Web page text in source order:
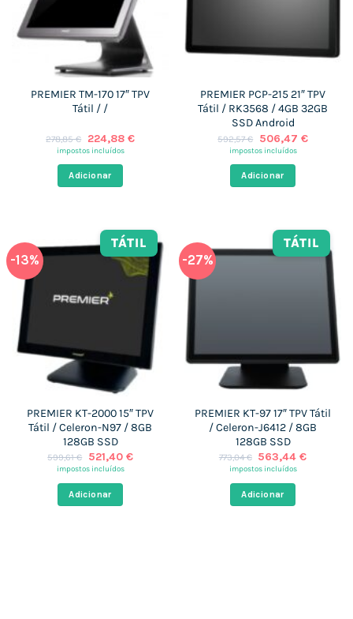
PREMIER TM-170 17″ TPV
Tátil / /
278,85€
O
preço
era:
278,85 €.
224,88 €O
impostos incluídos
Adicionar
PREMIER PCP-215 21″ TPV
Tátil / RK3568 / 4GB 32GB
SSD Android
592,57€
O
preço
era:
592,57 €.
506,47 €O
impostos incluídos
Adicionar
-13%
TÁTIL
PREMIER KT-2000 15″ TPV
Tátil / Celeron-N97 / 8GB
128GB SSD
599,61€
O
preço
era:
599,61 €.
521,40 €O
impostos incluídos
Adicionar
-27%
TÁTIL
PREMIER KT-97 17″ TPV Tátil
/ Celeron-J6412 / 8GB
128GB SSD
773,04€ O
preço
era:
773,04 €.
563,44€O
impostos incluídos
Adicionar